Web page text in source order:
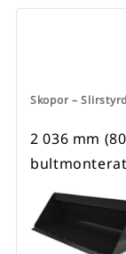
Skopor –
2 036 mm